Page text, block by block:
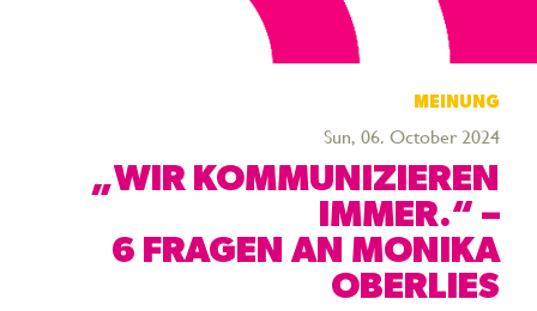
MEINUNG
Sun, 06. October 2024
„WIR KOMMUNIZIEREN
IMMER.“ –
6 FRAGEN AN MONIKA
OBERLIES